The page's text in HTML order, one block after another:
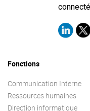
Fonctions
Communication Interne
Ressources humaines
Direction informatique